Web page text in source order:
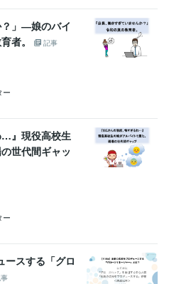
？」―娘のバイ
者。
記事
ー
…』現役高校生
世代間ギャッ
ー
ースする「グロ